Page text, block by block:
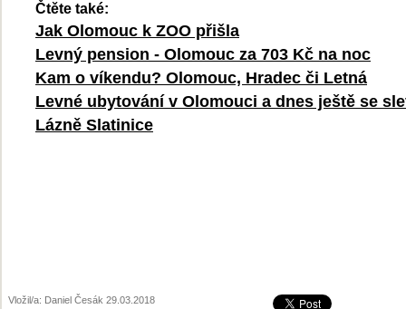
Čtěte také:
Jak Olomouc k ZOO přišla
Levný pension - Olomouc za 703 Kč na noc
Kam o víkendu? Olomouc, Hradec či Letná
Levné ubytování v Olomouci a dnes ještě se
Lázně Slatinice
Vložil/a: Daniel Česák 29.03.2018